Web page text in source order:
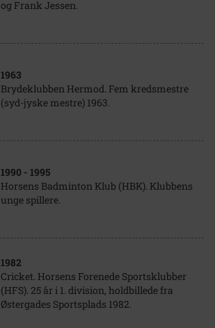
og Frank Jessen.
1963
Brydeklubben Hermod. Fem kredsmestre
(syd-jyske mestre) 1963.
1990 - 1995
Horsens Badminton Klub (HBK). Klubbens
unge spillere.
1982
Cricket. Horsens Forenede Sportsklubber
(HFS). 25 år i 1. division, holdbillede fra
Østergades Sportsplads 1982.